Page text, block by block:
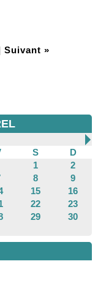
Suivant »
S
D
1
2
8
9
15
16
22
23
29
30